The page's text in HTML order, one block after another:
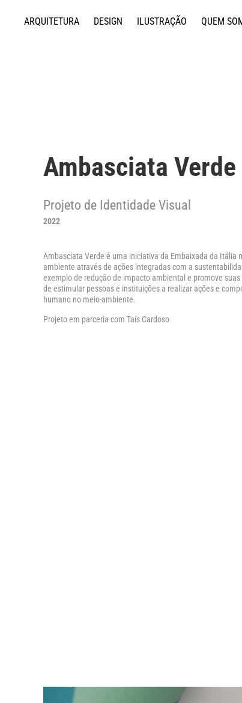
ARQUITETURA DESIGN ILUSTRAÇÃO QUEM
Ambasciata Verde
2022
Ambasciata Verde é uma iniciativa da Embaixada da Itália
ambiente através de ações integradas com a
exemplo de redução de impacto ambiental e promove
de estimular pessoas e instituições a realizar ações e
humano no meio-ambiente.
Projeto em parceria com Taís Cardoso